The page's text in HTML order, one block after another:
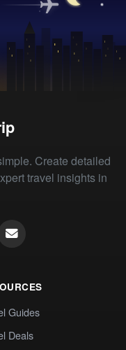
Create detailed
travel insights in
Guides
Deals